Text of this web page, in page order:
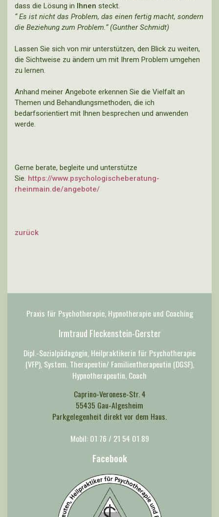
dass die Lösung in Ihnen steckt.
“ Es ist nicht das Problem, das einen fertig macht, sondern
die Beziehung zum Problem.“ (Gunther Schmidt)
Lassen Sie sich von mir unterstützen, den Blick zu weiten,
die Sichtweise zu ändern um mit Ihrem Problem umgehen
zu lernen.
Anhand meiner Angebote erkennen Sie die Vielfalt an
Themen und Behandlungsmethoden, die ich
bedarfsorientiert mit Ihnen besprechen und anwenden
werde.
Gerne berate, begleite und unterstütze
Sie. https://www.psychologischeberatung-
rheinmain.de/angebote/
zurück
Praxis für Psychotherapie, Hypnotherapie und Coaching
Irmtraud Fleckenstein-Gerster
Dipl.-Sozialpädagogin, Heilpraktikerin für Psychotherapie
(VFP), System. Therapeutin/ Familientherapeutin (DGSF),
Hypnotherapeutin, Coach
Caprino-Veronese-Str. 4
55435 Gau-Algesheim
Parkgelegenheit direkt vor dem Haus.
Mobil: 01 76 / 21 54 01 89
Facebook